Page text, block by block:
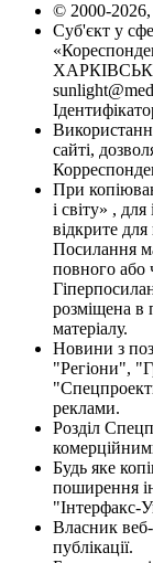
© 2000-2026,
Суб'єкт у
сайті,
При
і світу» ,
відкрите
Посилання
повного або
розміщена в
матеріалу.
Новини з
"Регіони",
реклами.
Розділ
Будь яке
поширення
"Інтерфакс-
Власник
публікації.